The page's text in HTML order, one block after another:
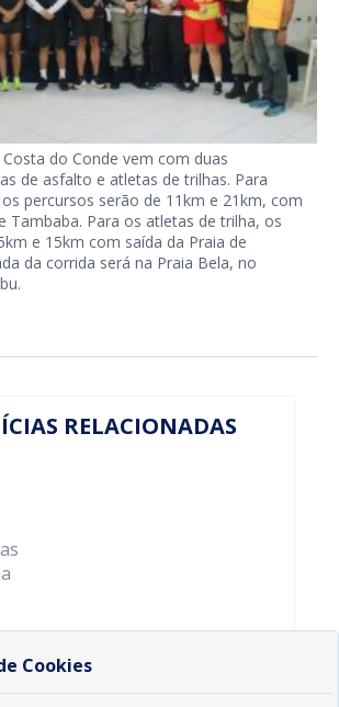
do Conde vem com duas
de asfalto e atletas de trilhas. Para
percursos serão de 11km e 21km, com
Tambaba. Para os atletas de trilha, os
e 15km com saída da Praia de
da corrida será na Praia Bela, no
RELACIONADAS
Cookies